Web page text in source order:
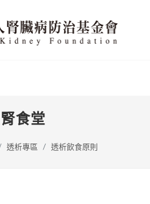
食堂
透析專區 透析飲食原則